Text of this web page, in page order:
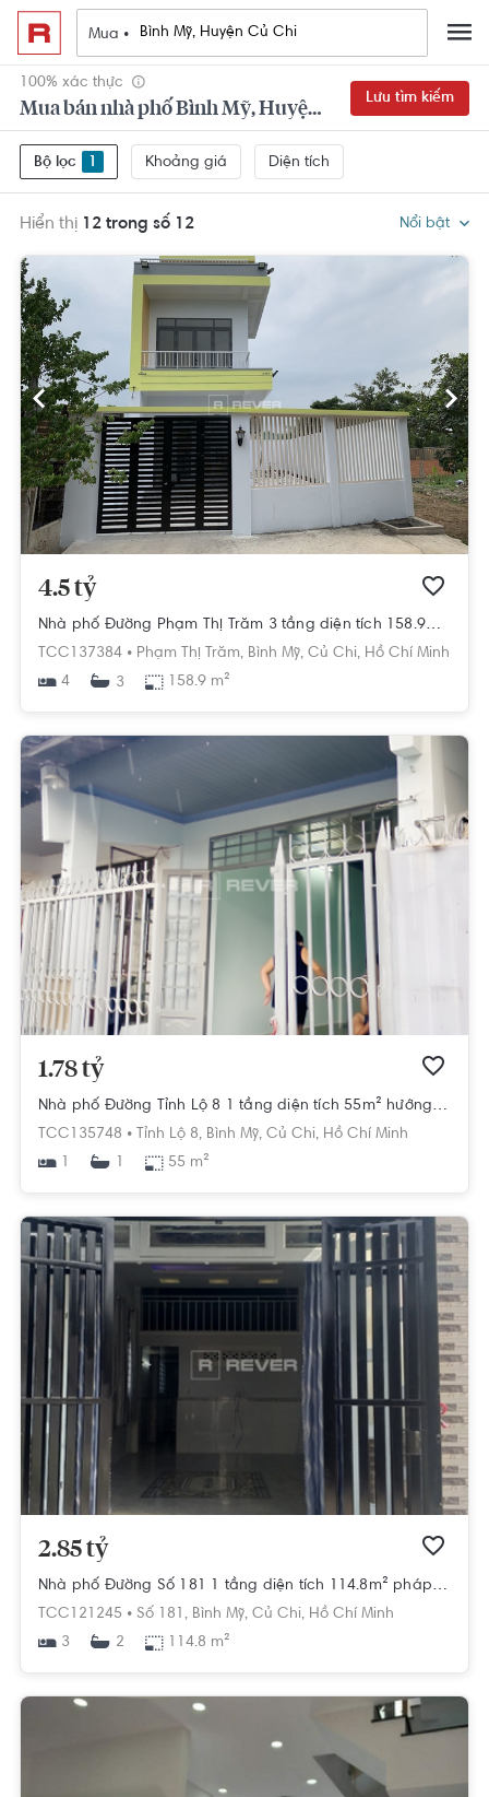
Mua •
100% xác thực
Mua bán nhà phố Bình Mỹ, Huyện Củ Chi
Lưu tìm kiếm
Bộ lọc 1 Khoảng giá Diện tích
Hiển thị 12 trong số 12 Nổi bật
4.5 tỷ
Nhà phố Đường Phạm Thị Trăm 3 tầng diện tích 158.9m² hướng tây pháp lý sổ hồng.
TCC137384 • Phạm Thị Trăm, Bình Mỹ, Củ Chi, Hồ Chí Minh
4
3 158.9 m²
1.78 tỷ
Nhà phố Đường Tỉnh Lộ 8 1 tầng diện tích 55m² hướng tây pháp lý sổ hồng.
TCC135748 •
Tỉnh Lộ 8, Bình Mỹ, Củ Chi, Hồ Chí Minh
1 55 m²
2.85 tỷ
Nhà phố Đường Số 181 1 tầng diện tích 114.8m² pháp lý sổ hồng
TCC121245 • Số 181, Bình Mỹ, Củ Chi, Hồ Chí Minh
3
2 114.8 m²